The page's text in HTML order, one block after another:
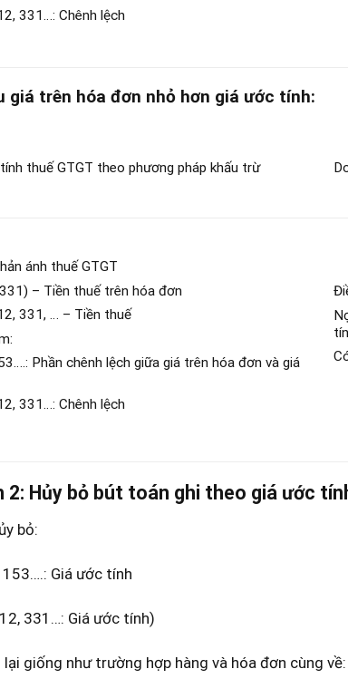
331…: Chênh lệch
trên hóa đơn nhỏ hơn giá ước tính:
thuế GTGT theo phương pháp khấu trừ
ánh thuế GTGT
– Tiền thuế trên hóa đơn
331, … – Tiền thuế
Phần chênh lệch giữa giá trên hóa đơn và giá
331…: Chênh lệch
Hủy bỏ bút toán ghi theo giá ước
bỏ:
153….: Giá ước tính
331…: Giá ước tính)
giống như trường hợp hàng và hóa đơn cùng về: